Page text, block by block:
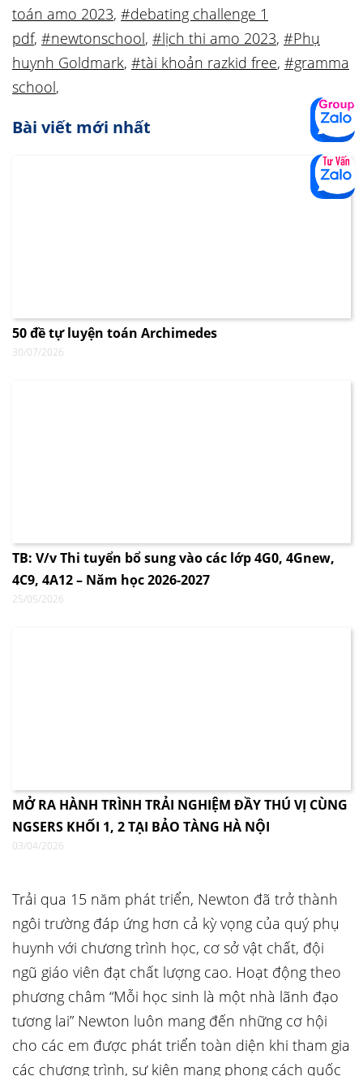
toán amo 2023, #debating challenge 1
pdf, #newtonschool, #lịch thi amo 2023, #Phụ
huynh Goldmark, #tài khoản razkid free, #gramma
school,
Bài viết mới nhất
50 đề tự luyện toán Archimedes
30/07/2026
TB: V/v Thi tuyển bổ sung vào các lớp 4G0, 4Gnew,
4C9, 4A12 – Năm học 2026-2027
25/05/2026
MỞ RA HÀNH TRÌNH TRẢI NGHIỆM ĐẦY THÚ VỊ CÙNG
NGSERS KHỐI 1, 2 TẠI BẢO TÀNG HÀ NỘI
03/04/2026
Trải qua 15 năm phát triển, Newton đã trở thành
ngôi trường đáp ứng hơn cả kỳ vọng của quý phụ
huynh với chương trình học, cơ sở vật chất, đội
ngũ giáo viên đạt chất lượng cao. Hoạt động theo
phương châm “Mỗi học sinh là một nhà lãnh đạo
tương lai” Newton luôn mang đến những cơ hội
cho các em được phát triển toàn diện khi tham gia
các chương trình, sự kiện mang phong cách quốc